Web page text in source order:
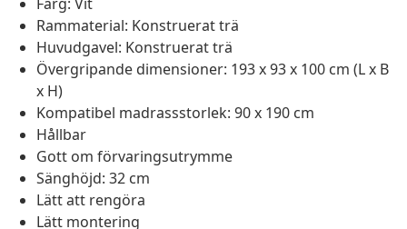
Rammaterial: Konstruerat trä
Huvudgavel: Konstruerat trä
Övergripande dimensioner: 193 x 93 x 100 cm (L x B
x H)
Kompatibel madrassstorlek: 90 x 190 cm
Hållbar
Gott om förvaringsutrymme
Sänghöjd: 32 cm
Lätt att rengöra
Lätt montering